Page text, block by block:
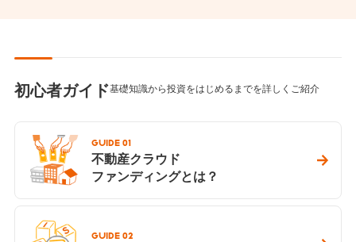
初心者ガイド基礎知識から投資をはじめるまでを詳しくご紹介
GUIDE 01
不動産クラウド
ファンディングとは？
GUIDE 02